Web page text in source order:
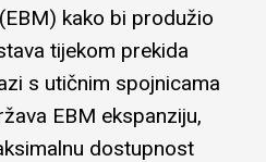
kako bi produžio
tijekom prekida
s utičnim spojnicama
EBM ekspanziju,
dostupnost